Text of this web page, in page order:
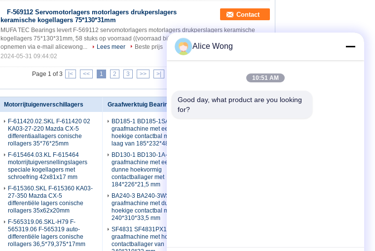
F-569112 Servomotorlagers motorlagers drukperslagers
keramische kogellagers 75*130*31mm
Contact
MUFA TEC Bearings levert F-569112 servomotorlagers motorlagers drukperslagers keramische
kogellagers 75*130*31mm, 58 stuks op voorraad ((voorraad bijgewerkt).U kunt contact met ons
opnemen via e-mail alicewong...
Lees meer
Beste prijs
2024-05-31 09:44:02
Page 1 of 3 |< << 1 2 3 >> >|
Motorrijtuigenverschillagers
F-611420.02.SKL F-611420 02
KA03-27-220 Mazda CX-5
differentiaallagers conische
rollagers 35*76*25mm
F-615464.03.KL F-615464
motorrijtuigversnellingslagers
speciale kogellagers met
schroefring 42x81x17 mm
F-615360.SKL F-615360 KA03-
27-350 Mazda CX-5
differentiële lagers conische
rollagers 35x62x20mm
F-565319.06.SKL-H79 F-
565319.06 F-565319 auto-
differentiële lagers conische
rollagers 36,5*79,375*17mm
Graafwerktuig Bearings
BD185-1 BD185-1SA
graafmachine met een dunne
hoekige contactbal met een
laag van 185*232*48 mm
BD130-1 BD130-1A-
graafmachine met een hoog
dunne hoekvormig
contactballager met
184*226*21,5 mm
BA240-3 BA240-3WSA
graafmachine met dunne
hoekige contactbal met
240*310*33,5 mm
SF4831 SF4831PX1
graafmachine met hoekig
contactballager van
Contacteer ons
Alice Wong
10:51 AM
Good day, what product are you looking
for?